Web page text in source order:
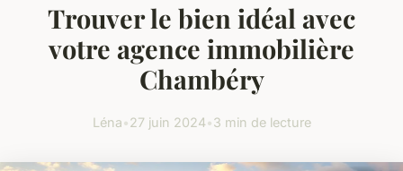
Trouver le bien idéal avec
votre agence immobilière
Chambéry
Léna•27 juin 2024•3 min de lecture